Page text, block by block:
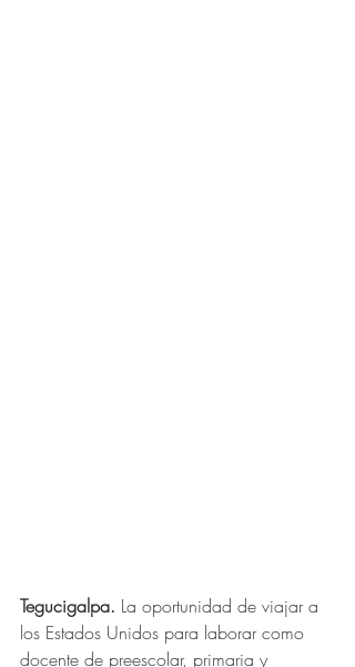
Tegucigalpa. La oportunidad de viajar a
los Estados Unidos para laborar como
docente de preescolar, primaria y